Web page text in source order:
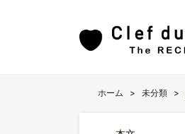
ホーム > 未分類 >